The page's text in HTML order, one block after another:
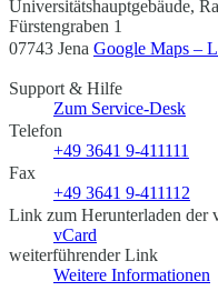
Universitätshauptgebäude,
Fürstengraben 1
07743 Jena Google Maps –
Support & Hilfe
Zum Service-Desk
Telefon
+49 3641 9-411111
Fax
+49 3641 9-411112
Link zum Herunterladen der
vCard
weiterführender Link
Weitere Informationen